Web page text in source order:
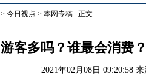
> 今日视点 > 本网专稿 正文
游客多吗？谁最会消费
2021年02月08日 09:20:58 来